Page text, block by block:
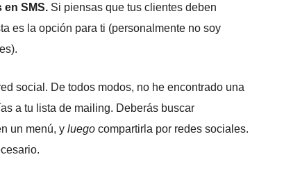
en SMS. Si piensas que tus clientes deben
es la opción para ti (personalmente no soy
social. De todos modos, no he encontrado una
a tu lista de mailing. Deberás buscar
un menú, y luego compartirla por redes sociales.